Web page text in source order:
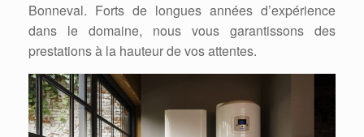
Bonneval. Forts de longues années d’expérience
dans le domaine, nous vous garantissons des
prestations à la hauteur de vos attentes.